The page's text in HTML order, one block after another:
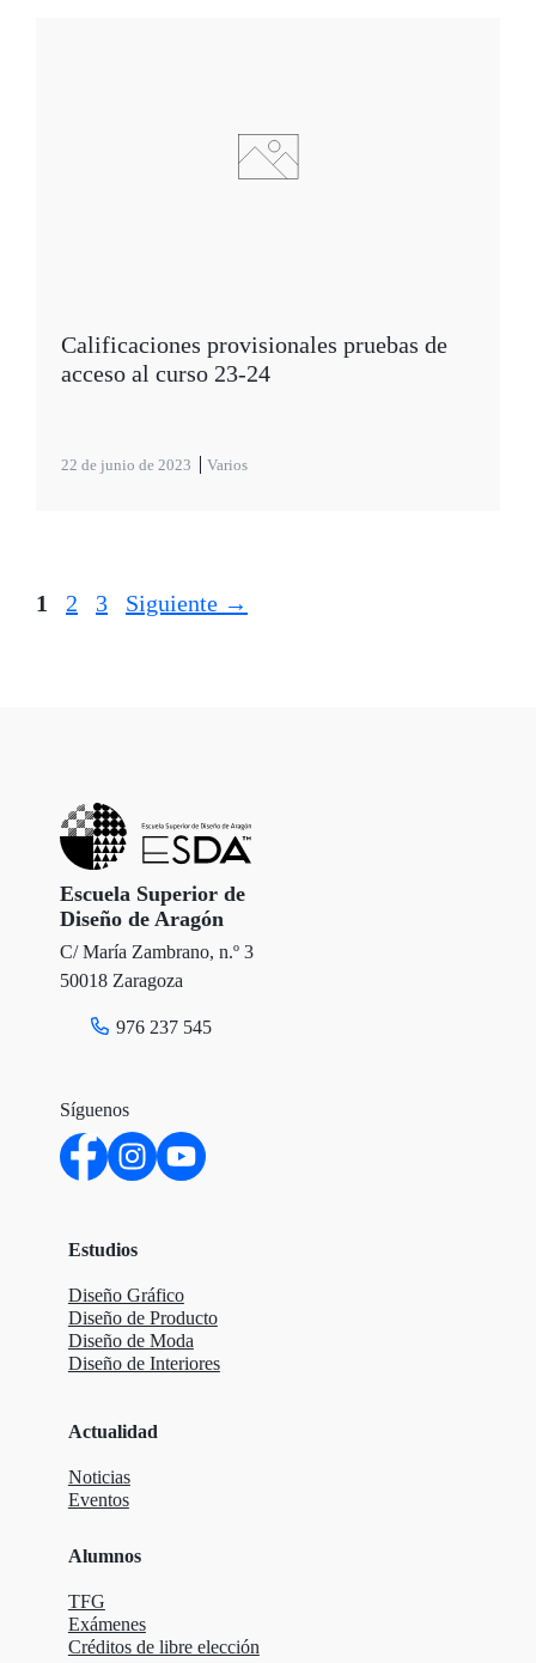
Calificaciones provisionales pruebas de
acceso al curso 23-24
22 de junio de 2023 Varios
Página
1 Página
2 Página
3 Siguiente →
Escuela Superior de
Diseño de Aragón
C/ María Zambrano, n.º 3
50018 Zaragoza
976 237 545
Síguenos
Estudios
Diseño Gráfico
Diseño de Producto
Diseño de Moda
Diseño de Interiores
Actualidad
Noticias
Eventos
Alumnos
TFG
Exámenes
Créditos de libre elección